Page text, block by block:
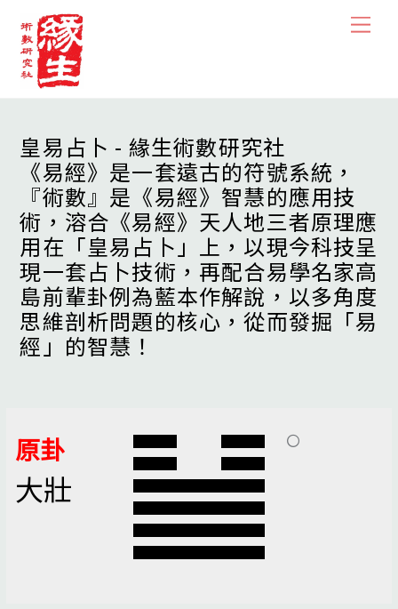
content
皇易占卜 - 緣生術數研究社
《易經》是一套遠古的符號系統，
『術數』是《易經》智慧的應用技
術，溶合《易經》天人地三者原理應
用在「皇易占卜」上，以現今科技呈
現一套占卜技術，再配合易學名家高
島前輩卦例為藍本作解說，以多角度
思維剖析問題的核心，從而發掘「易
經」的智慧！
原卦
大壯